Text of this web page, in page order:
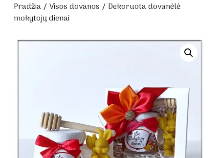
Pradžia/Visos dovanos / Dekoruota dovanėlė
mokytojų dienai